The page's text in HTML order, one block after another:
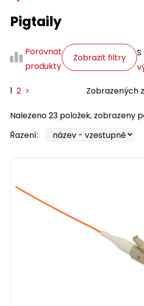
Pigtaily
Porovnat
produkty
Zobrazit filtry
1 2 > Zobrazených
Nalezeno 23 položek, zobrazeny
Řazení: